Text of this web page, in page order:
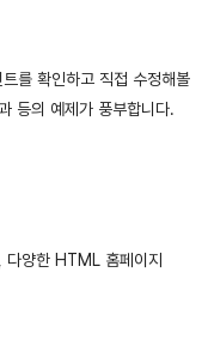
를 확인하고 직접 수정해볼
등의 예제가 풍부합니다.
다양한 HTML 홈페이지